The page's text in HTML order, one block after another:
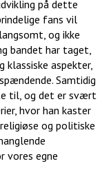
på dette
fans vil
og ikke
bandet har taget,
klassiske aspekter,
Samtidig
til, og det er svært
hvor han kaster
og politiske
vores egne